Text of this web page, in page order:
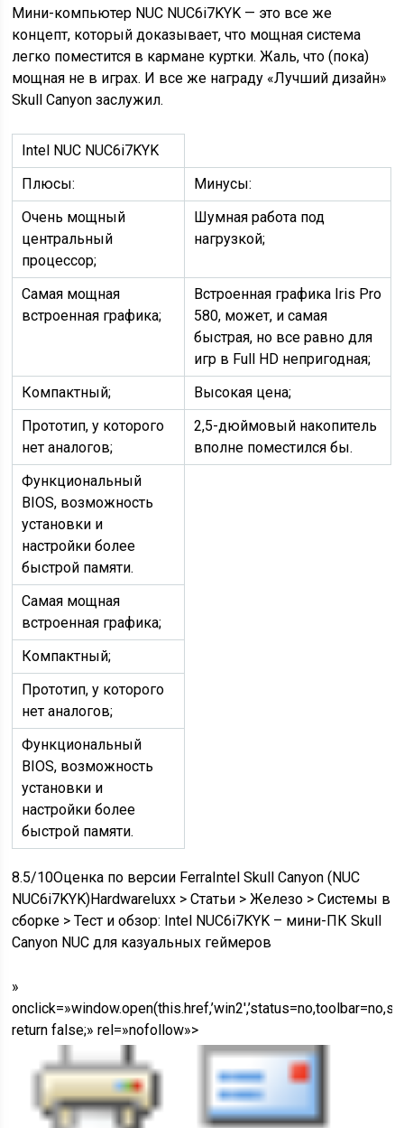
Мини-компьютер NUC NUC6i7KYK — это все же
концепт, который доказывает, что мощная система
легко поместится в кармане куртки. Жаль, что (пока)
мощная не в играх. И все же награду «Лучший дизайн»
Skull Canyon заслужил.
Intel NUC NUC6i7KYK
Плюсы:
Минусы:
Очень мощный
центральный
процессор;
Шумная работа под
нагрузкой;
Самая мощная
встроенная графика;
Встроенная графика Iris Pro
580, может, и самая
быстрая, но все равно для
игр в Full HD непригодная;
Компактный;
Высокая цена;
Прототип, у которого
нет аналогов;
2,5-дюймовый накопитель
вполне поместился бы.
Функциональный
BIOS, возможность
установки и
настройки более
быстрой памяти.
Самая мощная
встроенная графика;
Компактный;
Прототип, у которого
нет аналогов;
Функциональный
BIOS, возможность
установки и
настройки более
быстрой памяти.
8.5/10Оценка по версии FerraIntel Skull Canyon (NUC
NUC6i7KYK)Hardwareluxx >Статьи >Железо >Системы в
сборке >Тест и обзор: Intel NUC6i7KYK – мини-ПК Skull
Canyon NUC для казуальных геймеров
»
return false;» rel=»nofollow»>